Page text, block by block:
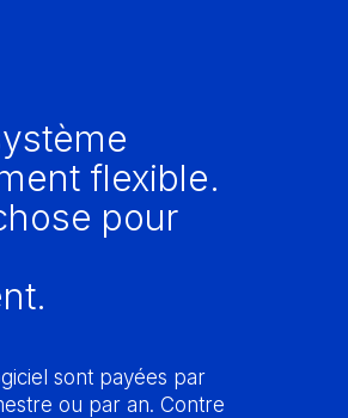
flexible.
pour
sont payées par
ou par an. Contre